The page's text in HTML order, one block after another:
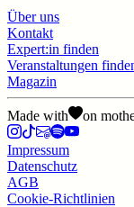
Über uns
Kontakt
Expert:in finden
Veranstaltungen
Magazin
Made with on
Impressum
Datenschutz
AGB
Cookie-Richtlinien